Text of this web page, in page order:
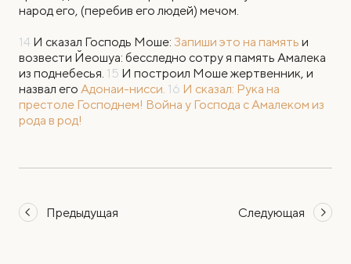
народ его, (перебив его людей) мечом.
14 И сказал Господь Моше: Запиши это на память и
возвести Йеошуа: бесследно сотру я память Амалека
из поднебесья. 15 И построил Моше жертвенник, и
назвал его Адонаи-нисси. 16 И сказал: Рука на
престоле Господнем! Война у Господа с Амалеком из
рода в род!
Предыдущая Следующая